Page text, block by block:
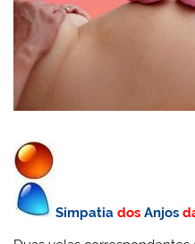
Simpatia dosAnjos